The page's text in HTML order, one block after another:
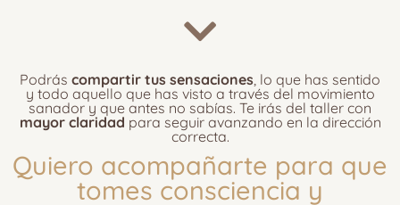
Podrás compartir tus sensaciones, lo que has sentido
y todo aquello que has visto a través del movimiento
sanador y que antes no sabías. Te irás del taller con
mayor claridad para seguir avanzando en la dirección
correcta.
Quiero acompañarte para que
tomes consciencia y